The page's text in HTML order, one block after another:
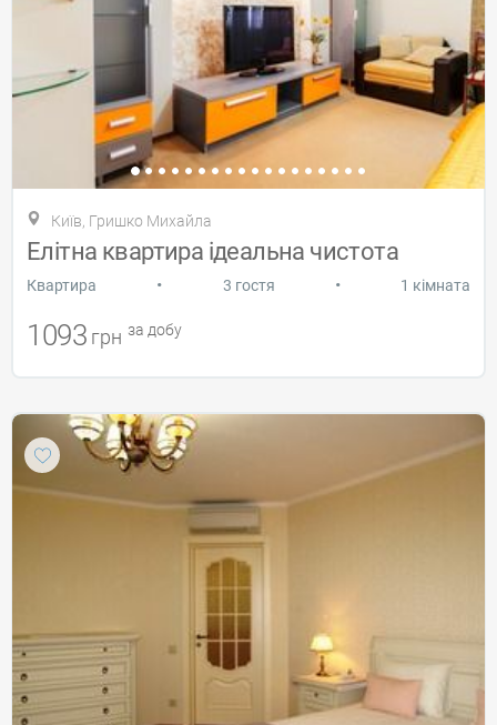
Київ, Гришко Михайла
Елітна квартира ідеальна чистота
Квартира • 3 гостя • 1 кімната
1093 грн за добу